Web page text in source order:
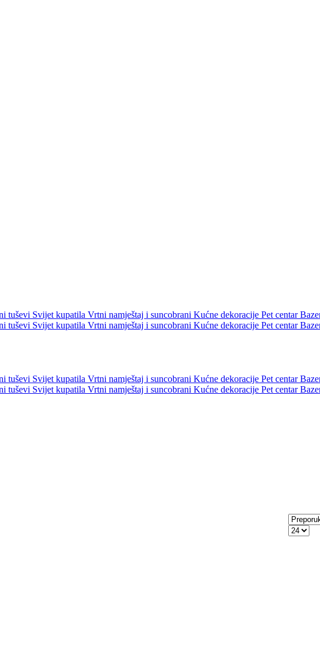
tuševi Svijet kupatila Vrtni namještaj i suncobrani Kućne dekoracije Pet centar
tuševi Svijet kupatila Vrtni namještaj i suncobrani Kućne dekoracije Pet centar
tuševi Svijet kupatila Vrtni namještaj i suncobrani Kućne dekoracije Pet centar
tuševi Svijet kupatila Vrtni namještaj i suncobrani Kućne dekoracije Pet centar